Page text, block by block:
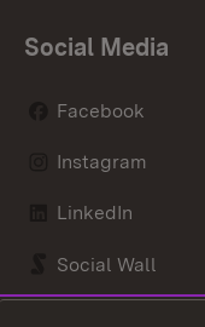
Social Media
Facebook
Instagram
LinkedIn
Social Wall